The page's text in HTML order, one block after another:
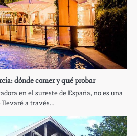
dónde comer y qué probar
en el sureste de España, no es una
llevaré a través…